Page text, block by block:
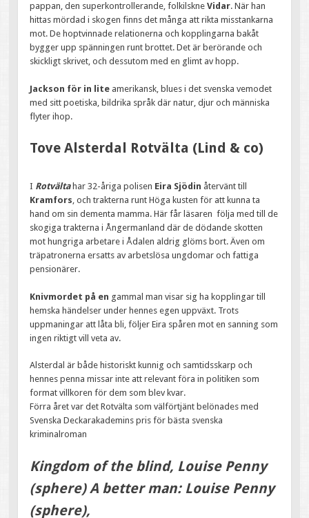
pappan, den superkontrollerande, folkilskneVidar. När han
hittas mördad i skogen finns det många att rikta misstankarna
mot. De hoptvinnade relationerna och kopplingarna bakåt
bygger upp spänningen runt brottet. Det är berörande och
skickligt skrivet, och dessutom med en glimt av hopp.
Jackson för in lite amerikansk, blues i det svenska vemodet
med sitt poetiska, bildrika språk där natur, djur och människa
flyter ihop.
Tove Alsterdal Rotvälta (Lind & co)
I Rotvältahar 32-åriga polisen Eira Sjödin återvänt till
Kramfors, och trakterna runt Höga kusten för att kunna ta
hand om sin dementa mamma. Här får läsaren följa med till de
skogiga trakterna i Ångermanland där de dödande skotten
mot hungriga arbetare i Ådalen aldrig glöms bort. Även om
träpatronerna ersatts av arbetslösa ungdomar och fattiga
pensionärer.
Knivmordet på en gammal man visar sig ha kopplingar till
hemska händelser under hennes egen uppväxt. Trots
uppmaningar att låta bli, följer Eira spåren mot en sanning som
ingen riktigt vill veta av.
Alsterdal är både historiskt kunnig och samtidsskarp och
hennes penna missar inte att relevant föra in politiken som
format villkoren för dem som blev kvar.
Förra året var det Rotvälta som välförtjänt belönades med
Svenska Deckarakademins pris för bästa svenska
kriminalroman
Kingdom of the blind, Louise Penny
(sphere) A better man: Louise Penny
(sphere),